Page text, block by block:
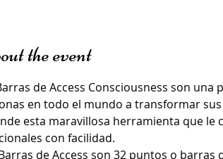
the event
de Access Consciousness son
en todo el mundo a transformar sus
esta maravillosa herramienta que le
con facilidad.
de Access son 32 puntos o